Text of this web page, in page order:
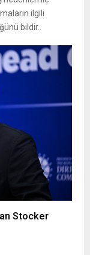
ilgili
bildir..
Stocker